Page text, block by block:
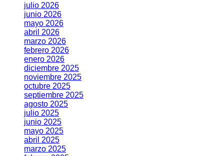
julio 2026
junio 2026
mayo 2026
abril 2026
marzo 2026
febrero 2026
enero 2026
diciembre 2025
noviembre 2025
octubre 2025
septiembre 2025
agosto 2025
julio 2025
junio 2025
mayo 2025
abril 2025
marzo 2025